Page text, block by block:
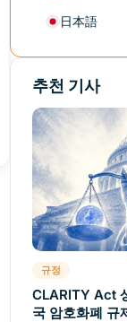
日本語
추천 기사
규정
CLARITY Act
국 암호화폐 규